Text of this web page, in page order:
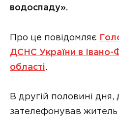
водоспаду».
Про це повідомляє
ДСНС України в Івано-
області.
В другій половині дня,
зателефонував житель